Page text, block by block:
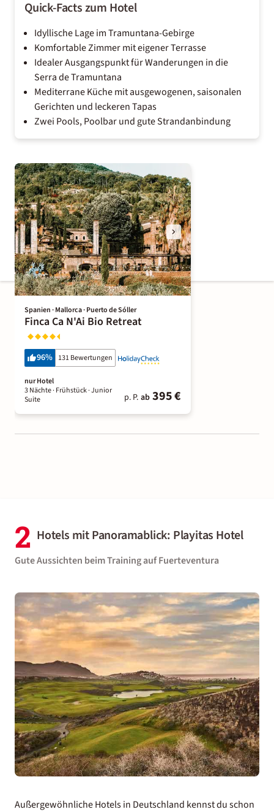
Quick-Facts zum Hotel
Idyllische Lage im Tramuntana-Gebirge
Komfortable Zimmer mit eigener Terrasse
Idealer Ausgangspunkt für Wanderungen in die
Serra de Tramuntana
Mediterrane Küche mit ausgewogenen, saisonalen
Gerichten und leckeren Tapas
Zwei Pools, Poolbar und gute Strandanbindung
Spanien · Mallorca · Puerto de Sóller
Finca Ca N'Ai Bio Retreat
96% 131 Bewertungen
nur Hotel
3 Nächte· Frühstück· Junior
Suite
p. P. ab 395 €
2 Hotels mit Panoramablick: Playitas Hotel
Gute Aussichten beim Training auf Fuerteventura
Außergewöhnliche Hotels in Deutschland kennst du schon